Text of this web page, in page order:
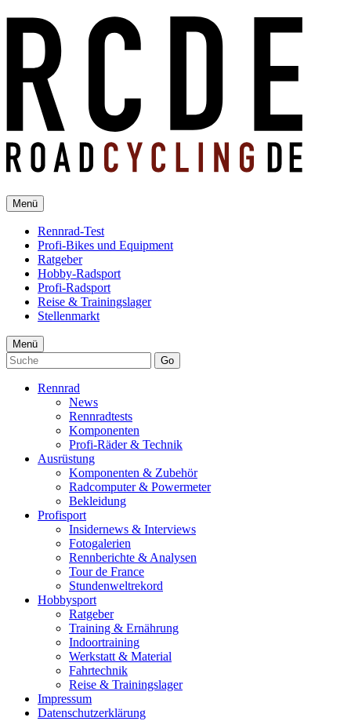
Menü
Rennrad-Test
Profi-Bikes und Equipment
Ratgeber
Hobby-Radsport
Profi-Radsport
Reise & Trainingslager
Stellenmarkt
Menü
Go
Rennrad
News
Rennradtests
Komponenten
Profi-Räder & Technik
Ausrüstung
Komponenten & Zubehör
Radcomputer & Powermeter
Bekleidung
Profisport
Insidernews & Interviews
Fotogalerien
Rennberichte & Analysen
Tour de France
Stundenweltrekord
Hobbysport
Ratgeber
Training & Ernährung
Indoortraining
Werkstatt & Material
Fahrtechnik
Reise & Trainingslager
Impressum
Datenschutzerklärung